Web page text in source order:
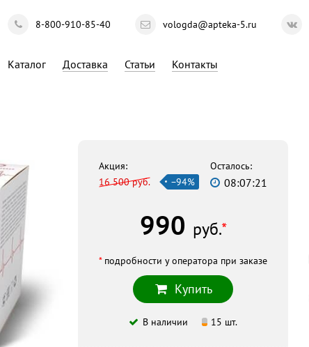
8-800-910-85-40 vologda@apteka-5.ru
Каталог Доставка Статьи Контакты
Акция:
16 500 руб.
−94%
Осталось:
08:07:20
990 руб.*
*подробности у оператора при заказе
Купить
В наличии 15 шт.